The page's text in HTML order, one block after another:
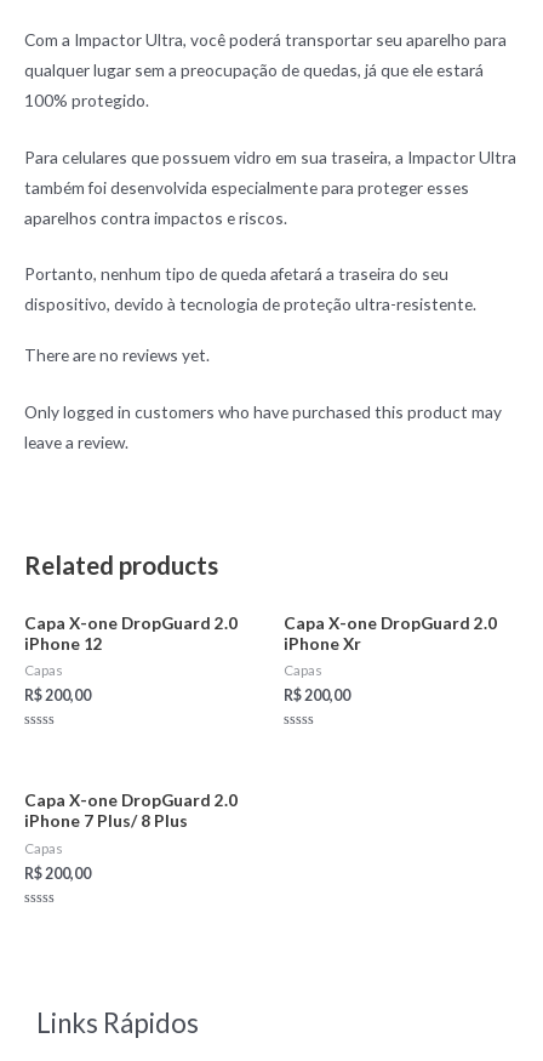
Com a Impactor Ultra, você poderá transportar seu aparelho para
qualquer lugar sem a preocupação de quedas, já que ele estará
100% protegido.
Para celulares que possuem vidro em sua traseira, a Impactor Ultra
também foi desenvolvida especialmente para proteger esses
aparelhos contra impactos e riscos.
Portanto, nenhum tipo de queda afetará a traseira do seu
dispositivo, devido à tecnologia de proteção ultra-resistente.
There are no reviews yet.
Only logged in customers who have purchased this product may
leave a review.
Related products
Capa X-one DropGuard 2.0
iPhone 12
Capas
R$200,00
5
Capa X-one DropGuard 2.0
iPhone Xr
Capas
R$200,00
Capa X-one DropGuard 2.0
iPhone 7 Plus/ 8 Plus
Capas
R$ 200,00
Links Rápidos